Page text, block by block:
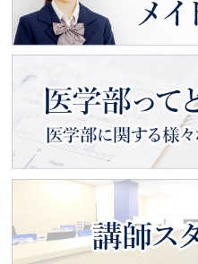
進学塾ビッグバン
メイトの会
医学部ってどんなところ？